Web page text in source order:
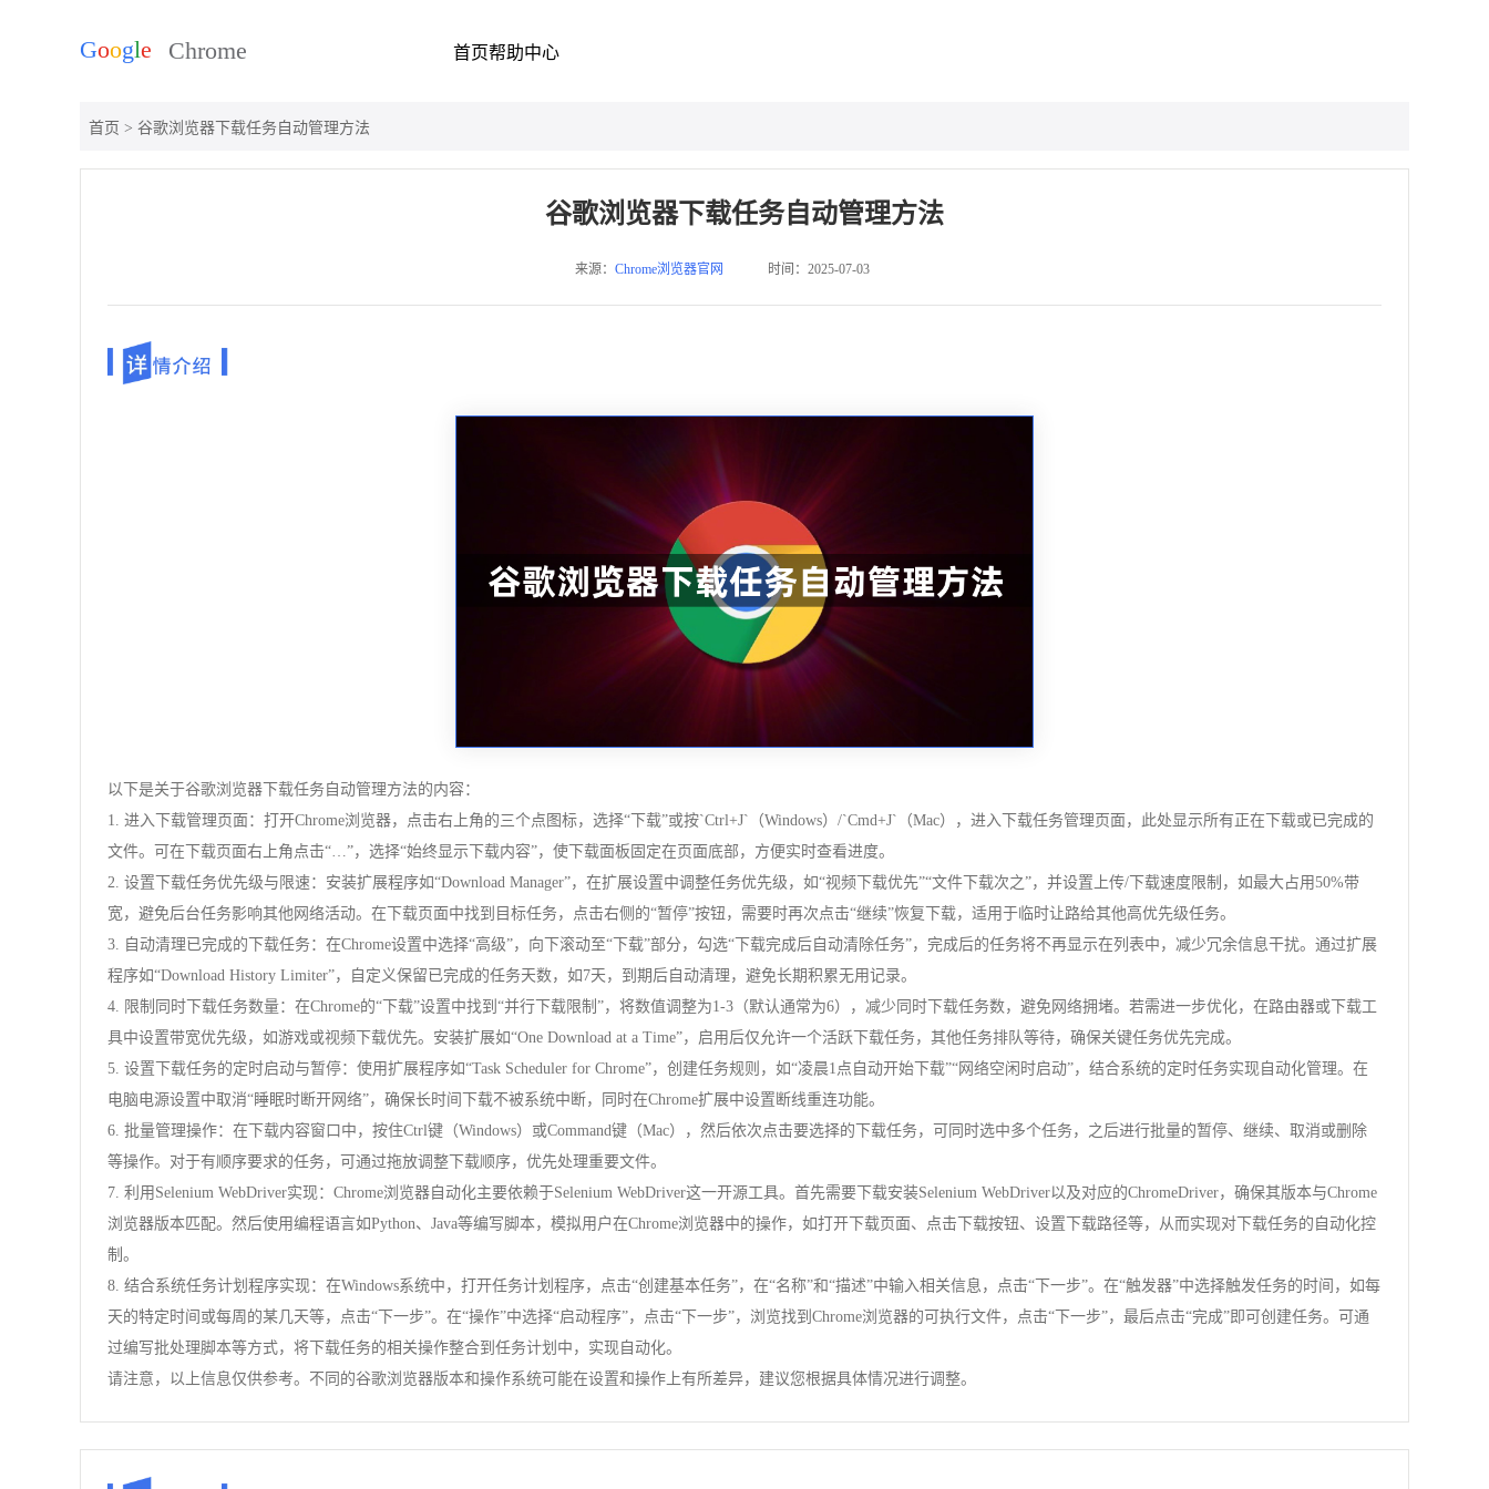
首页帮助中心
首页 > 谷歌浏览器下载任务自动管理方法
谷歌浏览器下载任务自动管理方法
来源： Chrome浏览器官网 时间：2025-07-03
以下是关于谷歌浏览器下载任务自动管理方法的内容：
1. 进入下载管理页面：打开Chrome浏览器，点击右上角的三个点图标，选择“下载”或按`Ctrl+J`（Windows）/`Cmd+J`（Mac），进入下载任务管理页面，此处显示所有正在下载或已完成的
文件。可在下载页面右上角点击“…”，选择“始终显示下载内容”，使下载面板固定在页面底部，方便实时查看进度。
2. 设置下载任务优先级与限速：安装扩展程序如“Download Manager”，在扩展设置中调整任务优先级，如“视频下载优先”“文件下载次之”，并设置上传/下载速度限制，如最大占用50%带
宽，避免后台任务影响其他网络活动。在下载页面中找到目标任务，点击右侧的“暂停”按钮，需要时再次点击“继续”恢复下载，适用于临时让路给其他高优先级任务。
3. 自动清理已完成的下载任务：在Chrome设置中选择“高级”，向下滚动至“下载”部分，勾选“下载完成后自动清除任务”，完成后的任务将不再显示在列表中，减少冗余信息干扰。通过扩展
程序如“Download History Limiter”，自定义保留已完成的任务天数，如7天，到期后自动清理，避免长期积累无用记录。
4. 限制同时下载任务数量：在Chrome的“下载”设置中找到“并行下载限制”，将数值调整为1-3（默认通常为6），减少同时下载任务数，避免网络拥堵。若需进一步优化，在路由器或下载工
具中设置带宽优先级，如游戏或视频下载优先。安装扩展如“One Download at a Time”，启用后仅允许一个活跃下载任务，其他任务排队等待，确保关键任务优先完成。
5. 设置下载任务的定时启动与暂停：使用扩展程序如“Task Scheduler for Chrome”，创建任务规则，如“凌晨1点自动开始下载”“网络空闲时启动”，结合系统的定时任务实现自动化管理。在
电脑电源设置中取消“睡眠时断开网络”，确保长时间下载不被系统中断，同时在Chrome扩展中设置断线重连功能。
6. 批量管理操作：在下载内容窗口中，按住Ctrl键（Windows）或Command键（Mac），然后依次点击要选择的下载任务，可同时选中多个任务，之后进行批量的暂停、继续、取消或删除
等操作。对于有顺序要求的任务，可通过拖放调整下载顺序，优先处理重要文件。
7. 利用Selenium WebDriver实现：Chrome浏览器自动化主要依赖于Selenium WebDriver这一开源工具。首先需要下载安装Selenium WebDriver以及对应的ChromeDriver，确保其版本与Chrome
浏览器版本匹配。然后使用编程语言如Python、Java等编写脚本，模拟用户在Chrome浏览器中的操作，如打开下载页面、点击下载按钮、设置下载路径等，从而实现对下载任务的自动化控
制。
8. 结合系统任务计划程序实现：在Windows系统中，打开任务计划程序，点击“创建基本任务”，在“名称”和“描述”中输入相关信息，点击“下一步”。在“触发器”中选择触发任务的时间，如每
天的特定时间或每周的某几天等，点击“下一步”。在“操作”中选择“启动程序”，点击“下一步”，浏览找到Chrome浏览器的可执行文件，点击“下一步”，最后点击“完成”即可创建任务。可通
过编写批处理脚本等方式，将下载任务的相关操作整合到任务计划中，实现自动化。
请注意，以上信息仅供参考。不同的谷歌浏览器版本和操作系统可能在设置和操作上有所差异，建议您根据具体情况进行调整。